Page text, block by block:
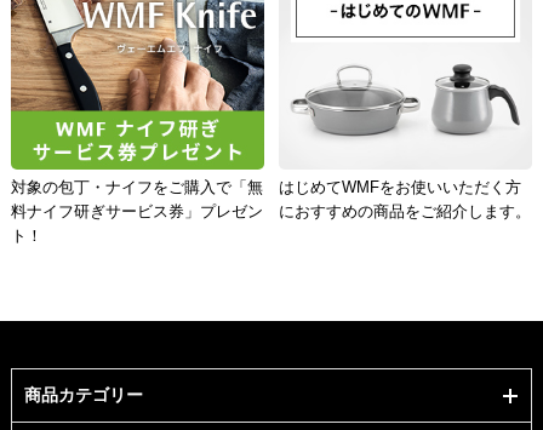
対象の包丁・ナイフをご購入で「無
料ナイフ研ぎサービス券」プレゼン
ト！
はじめてWMFをお使いいただく方
におすすめの商品をご紹介します。
商品カテゴリー